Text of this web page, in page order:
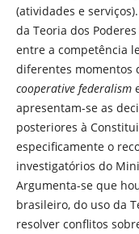
(atividades e
da Teoria dos
entre a competência
diferentes momentos
cooperative federalism
apresentam-se as
posteriores à
especificamente o
investigatórios do
Argumenta-se que
brasileiro, do uso da
resolver conflitos